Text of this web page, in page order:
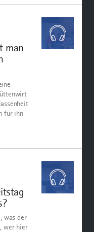
man
für ihn
was der
wer hier